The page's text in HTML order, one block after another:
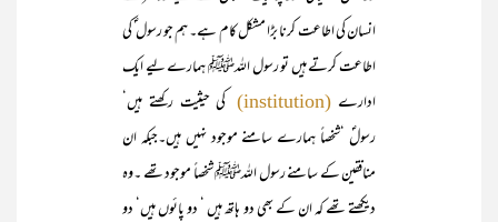
انسان کی اطاعت کرنا بڑا مشکل کام ہے۔ ہم جو رسول ؐ کی
اطاعت کرتے ہیں تو رسول اللہﷺ ہمارے لیے ایک
ادارے (institution)
کی حیثیت رکھتے ہیں‘
رسولؐ ‘شخصاً ہمارے سامنے موجود نہیں ہیں۔جبکہ ان
منافقین کے سامنے رسول اللہﷺ شخصاً موجود تھے ۔وہ
دیکھتے تھے کہ ان کے بھی دو ہاتھ ہیں ‘ دو پائوں ہیں‘ دو